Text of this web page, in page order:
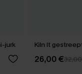
jurk Kiln It
26,00 €